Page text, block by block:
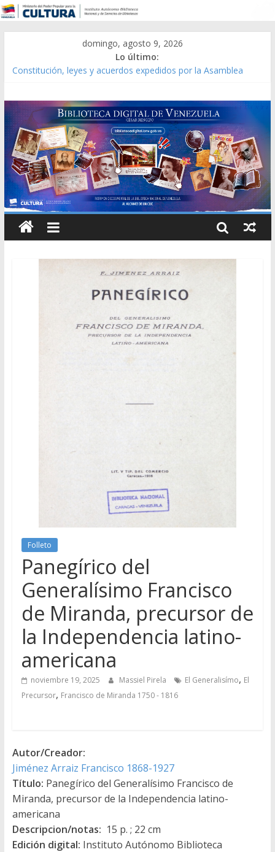
domingo, agosto 9, 2026
Lo último:
Constitución, leyes y acuerdos expedidos por la Asamblea
Modesta Bor Sánchez [material gráfico]
Gaceta Oficial de la República de Venezuela año CXXXIII Mes V,
Caracas 09 de marzo de 2006 N° 38.394
Catálogo temático de obras de Modesta Bor
Folleto
Panegírico del
Generalísimo Francisco
de Miranda, precursor de
la Independencia latino-
americana
noviembre 19, 2025 Massiel Pirela El Generalisímo, El
Precursor, Francisco de Miranda 1750 - 1816
Autor/Creador:
Jiménez Arraiz Francisco 1868-1927
Título: Panegírico del Generalísimo Francisco de
Miranda, precursor de la Independencia latino-
americana
Descripcion/notas: 15 p. ; 22 cm
Edición digital: Instituto Autónomo Biblioteca